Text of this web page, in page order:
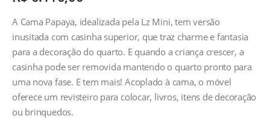
A Cama Papaya, idealizada pela Lz Mini, tem versão
inusitada com casinha superior, que traz charme e fantasia
para a decoração do quarto. E quando a criança crescer, a
casinha pode ser removida mantendo o quarto pronto para
uma nova fase. E tem mais! Acoplado à cama, o móvel
oferece um revisteiro para colocar, livros, itens de decoração
ou brinquedos.